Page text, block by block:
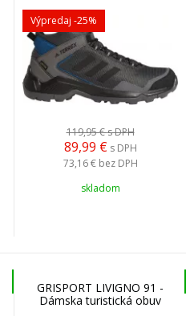
Výpredaj -25%
119,95 €s DPH
89,99 € s DPH
73,16 € bez DPH
skladom
GRISPORT LIVIGNO 91 -
Dámska turistická obuv